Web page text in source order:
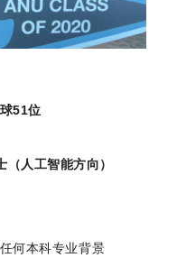
51位
人工智能方向）
何本科专业背景